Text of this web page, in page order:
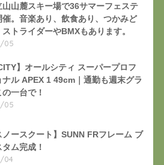
山麓スキー場で36サマーフェステ
催。音楽あり、飲食あり、つかみど
ストライダーやBMXもあります。
05
】オールシティ スーパープロフ
ナル APEX 1 49cm｜通勤も週末グラ
一台で！
05
ノースクート】SUNN FRフレーム ブ
ム完成！
04